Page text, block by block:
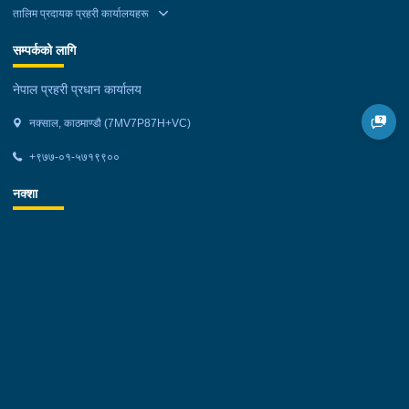
तालिम प्रदायक प्रहरी कार्यालयहरू
सम्पर्कको लागि
नेपाल प्रहरी प्रधान कार्यालय
नक्साल, काठमाण्डौ (7MV7P87H+VC)
+९७७-०१-५७१९९००
नक्शा